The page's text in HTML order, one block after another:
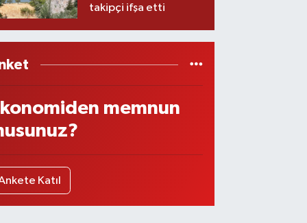
takipçi ifşa etti
memnun
Katıl